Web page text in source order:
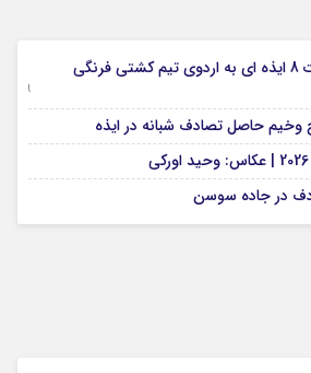
اتفاقی کم‌سابقه؛ دعوت 8 ایذه ای به اردوی تیم کشتی فرنگی
09 جولای 2026